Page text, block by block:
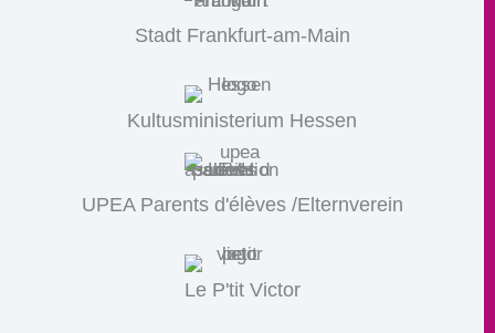
Stadt Frankfurt-am-Main
Kultusministerium Hessen
UPEA Parents d'élèves /Elternverein
Le P'tit Victor